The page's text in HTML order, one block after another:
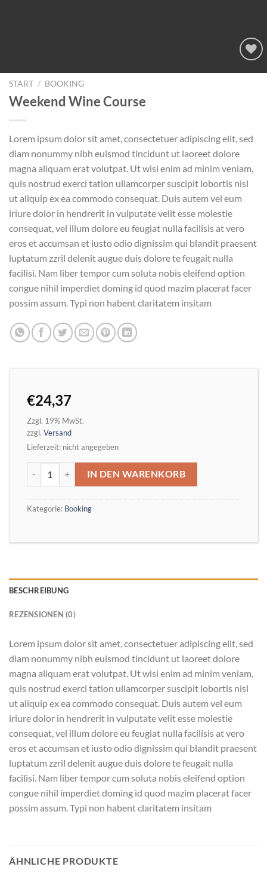
START / BOOKING
Weekend Wine Course
Lorem ipsum dolor sit amet, consectetuer adipiscing elit, sed
diam nonummy nibh euismod tincidunt ut laoreet dolore
magna aliquam erat volutpat. Ut wisi enim ad minim veniam,
quis nostrud exerci tation ullamcorper suscipit lobortis nisl
ut aliquip ex ea commodo consequat. Duis autem vel eum
iriure dolor in hendrerit in vulputate velit esse molestie
consequat, vel illum dolore eu feugiat nulla facilisis at vero
eros et accumsan et iusto odio dignissim qui blandit praesent
luptatum zzril delenit augue duis dolore te feugait nulla
facilisi. Nam liber tempor cum soluta nobis eleifend option
congue nihil imperdiet doming id quod mazim placerat facer
possim assum. Typi non habent claritatem insitam
€24,37
Zzgl. 19% MwSt.
zzgl. Versand
Lieferzeit: nicht angegeben
Weekend Wine Course Menge
IN DEN WARENKORB
Kategorie: Booking
BESCHREIBUNG
REZENSIONEN (0)
Lorem ipsum dolor sit amet, consectetuer adipiscing elit, sed
diam nonummy nibh euismod tincidunt ut laoreet dolore
magna aliquam erat volutpat. Ut wisi enim ad minim veniam,
quis nostrud exerci tation ullamcorper suscipit lobortis nisl
ut aliquip ex ea commodo consequat. Duis autem vel eum
iriure dolor in hendrerit in vulputate velit esse molestie
consequat, vel illum dolore eu feugiat nulla facilisis at vero
eros et accumsan et iusto odio dignissim qui blandit praesent
luptatum zzril delenit augue duis dolore te feugait nulla
facilisi. Nam liber tempor cum soluta nobis eleifend option
congue nihil imperdiet doming id quod mazim placerat facer
possim assum. Typi non habent claritatem insitam
ÄHNLICHE PRODUKTE